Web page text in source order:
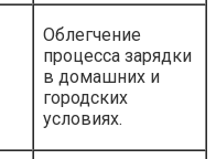
Облегчение
процесса зарядки
в домашних и
городских
условиях.